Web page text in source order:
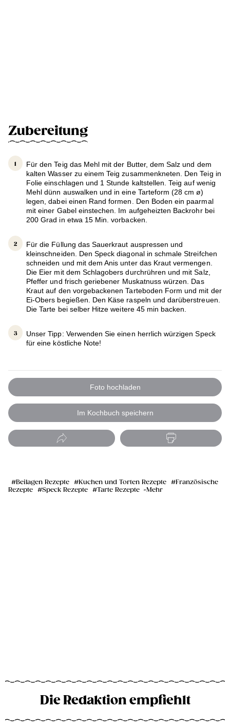
Zubereitung
Für den Teig das Mehl mit der Butter, dem Salz und dem
kalten Wasser zu einem Teig zusammenkneten. Den Teig in
Folie einschlagen und 1 Stunde kaltstellen. Teig auf wenig
Mehl dünn auswalken und in eine Tarteform (28 cm ø)
legen, dabei einen Rand formen. Den Boden ein paarmal
mit einer Gabel einstechen. Im aufgeheizten Backrohr bei
200 Grad in etwa 15 Min. vorbacken.
Für die Füllung das Sauerkraut auspressen und
kleinschneiden. Den Speck diagonal in schmale Streifchen
schneiden und mit dem Anis unter das Kraut vermengen.
Die Eier mit dem Schlagobers durchrühren und mit Salz,
Pfeffer und frisch geriebener Muskatnuss würzen. Das
Kraut auf den vorgebackenen Tarteboden Form und mit der
Ei-Obers begießen. Den Käse raspeln und darüberstreuen.
Die Tarte bei selber Hitze weitere 45 min backen.
Unser Tipp: Verwenden Sie einen herrlich würzigen Speck
für eine köstliche Note!
Foto hochladen
Im Kochbuch speichern
Beilagen Rezepte Kuchen und Torten Rezepte
Französische
Rezepte
Speck Rezepte Tarte Rezepte Mehr
Die Redaktion empfiehlt